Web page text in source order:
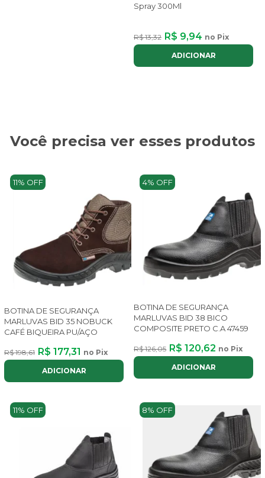
Spray 300Ml
R$ 13,32 R$ 9,94 no Pix
ADICIONAR
Você precisa ver esses produtos
11% OFF
BOTINA DE SEGURANÇA
MARLUVAS BID 35 NOBUCK
CAFÉ BIQUEIRA PU/AÇO
R$ 198,61 R$ 177,31 no Pix
ADICIONAR
4% OFF
BOTINA DE SEGURANÇA
MARLUVAS BID 38 BICO
COMPOSITE PRETO C.A 47459
R$ 126,05 R$ 120,62 no Pix
ADICIONAR
11% OFF 8% OFF